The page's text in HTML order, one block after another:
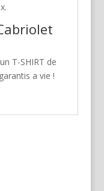
T-SHIRT de
a vie !